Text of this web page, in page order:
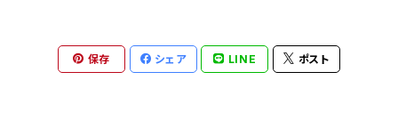
ロングTシャツ
ステッカー
保存 シェア LINE ポスト